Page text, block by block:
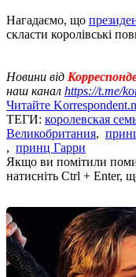
Нагадаємо, що
скласти королівські
Новини від
наш канал https://t.me/
Читайте
ТЕГИ: королевская
Великобритания,
, принц Гарри
Якщо ви помітили
натисніть Ctrl + Enter,